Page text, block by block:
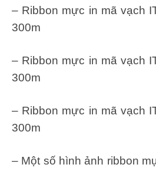
– Ribbon mực in mã vạch
300m
– Ribbon mực in mã vạch
300m
– Ribbon mực in mã vạch
300m
– Một số hình ảnh ribbon